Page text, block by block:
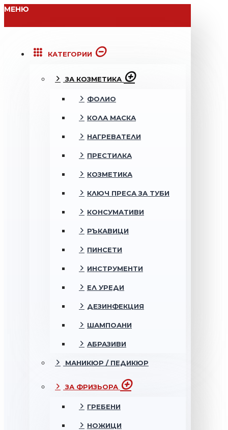
МЕНЮ
КАТЕГОРИИ
ЗА КОЗМЕТИКА
ФОЛИО
КОЛА МАСКА
НАГРЕВАТЕЛИ
ПРЕСТИЛКА
КОЗМЕТИКА
КЛЮЧ ПРЕСА ЗА ТУБИ
КОНСУМАТИВИ
РЪКАВИЦИ
ПИНСЕТИ
ИНСТРУМЕНТИ
ЕЛ УРЕДИ
ДЕЗИНФЕКЦИЯ
ШАМПОАНИ
АБРАЗИВИ
МАНИКЮР / ПЕДИКЮР
ЗА ФРИЗЬОРА
ГРЕБЕНИ
НОЖИЦИ